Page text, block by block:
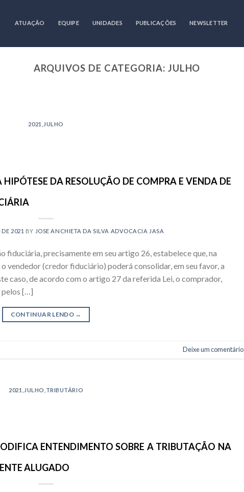
ATUAÇÃO EQUIPE UNIDADES PUBLICAÇÕES NEWSLETTER
ARQUIVOS DE CATEGORIA: JULHO
CONTINUAR LENDO→
2021 JULHO
DA RESOLUÇÃO DE COMPRA E VENDA DE
2021 BY JOSE ANCHIETA DA SILVA ADVOCACIA JASA
fiduciária, precisamente em seu artigo 26, estabelece que, na
vendedor (credor fiduciário) poderá consolidar, em seu favor, a
caso, de acordo com o artigo 27 da referida Lei, o comprador,
pelos […]
CONTINUAR LENDO →
Deixe um comentário
2021 JULHO TRIBUTÁRIO
ENTENDIMENTO SOBRE A TRIBUTAÇÃO NA
ALUGADO